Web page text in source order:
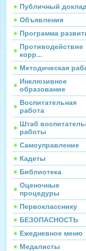
Публичный
Объявления
Программа
Противодействие
корр...
Методическая
Инклюзивное
образование
Воспитательная
работа
Штаб
работы
Самоуправление
Кадеты
Библиотека
Оценочные
процедуры
Первокласснику
БЕЗОПАСНОСТЬ
Ежедневное меню
Медалисты